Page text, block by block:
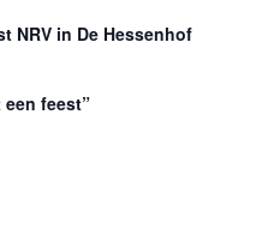
NRV in De Hessenhof
feest”